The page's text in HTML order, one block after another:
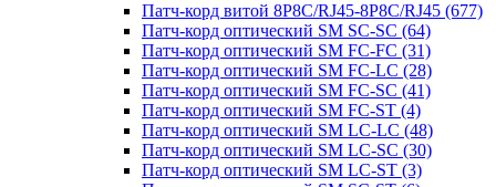
Патч-корд витой 8P8C/RJ45-8P8C/RJ45 (677)
Патч-корд оптический SM SC-SC (64)
Патч-корд оптический SM FC-FC (31)
Патч-корд оптический SM FC-LC (28)
Патч-корд оптический SM FC-SC (41)
Патч-корд оптический SM FC-ST (4)
Патч-корд оптический SM LC-LC (48)
Патч-корд оптический SM LC-SC (30)
Патч-корд оптический SM LC-ST (3)